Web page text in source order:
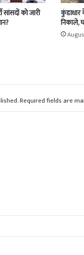
को जारी
कुंडाधार
निकाले,
Required fields are